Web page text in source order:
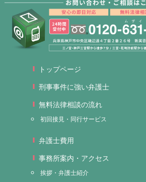
トップページ
刑事事件に強い弁護士
無料法律相談の流れ
初回接見・同行サービス
弁護士費用
事務所案内・アクセス
挨拶・弁護士紹介